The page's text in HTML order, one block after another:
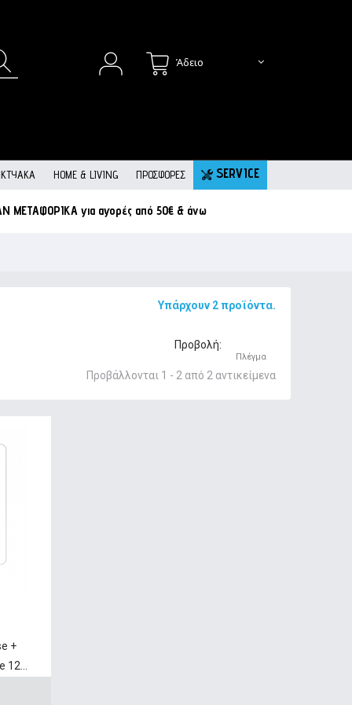
Άδειο
HOME & LIVING ΠΡΟΣΦΟΡΕΣ SERVICE
ΜΕΤΑΦΟΡΙΚΑ για αγορές από 50€ & άνω
Υπάρχουν 2 προϊόντα.
Προβολή:
Πλέγμα
Προβάλλονται 1 - 2 από 2 αντικείμενα
+